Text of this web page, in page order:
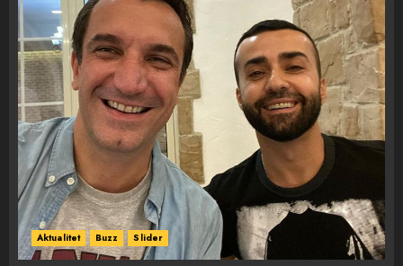
Aktualitet Buzz Slider